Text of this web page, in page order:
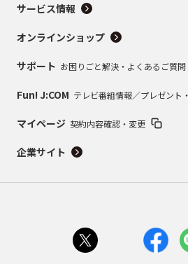
サービス情報
オンラインショップ
サポート お困りごと解決・よくあるご質問
Fun! J:COM テレビ番組情報／プレゼント
マイページ 契約内容確認・変更
企業サイト